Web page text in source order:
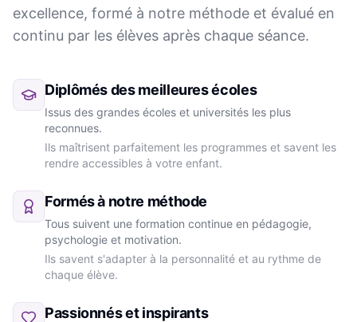
excellence, formé à notre méthode et évalué en
continu par les élèves après chaque séance.
Diplômés des meilleures écoles
Issus des grandes écoles et universités les plus
reconnues.
Ils maîtrisent parfaitement les programmes et savent les
rendre accessibles à votre enfant.
Formés à notre méthode
Tous suivent une formation continue en pédagogie,
psychologie et motivation.
Ils savent s'adapter à la personnalité et au rythme de
chaque élève.
Passionnés et inspirants